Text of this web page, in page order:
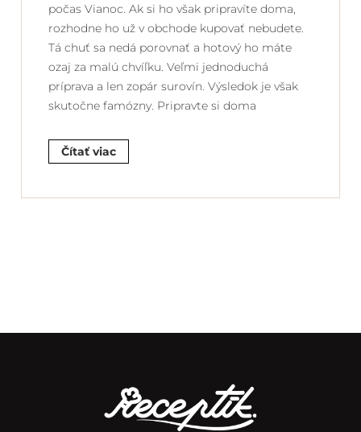
počas Vianoc. Ak si ho však pripravíte doma,
rozhodne ho už v obchode kupovať nebudete.
Tá chuť sa nedá porovnať a hotový ho máte
ozaj za malú chvíľku. Veľmi jednoduchá
príprava a len zopár surovín. Výsledok je však
skutočne famózny. Pripravte si doma
Čítať viac